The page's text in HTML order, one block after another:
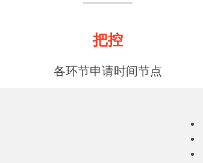
把控
各环节申请时间节点